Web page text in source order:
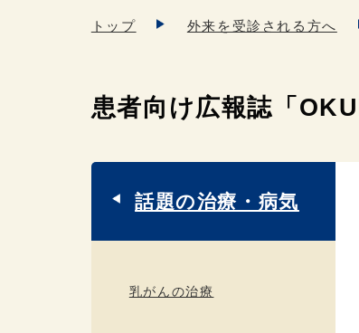
トップ 外来を受診される方へ
患者向け広報誌「
話題の治療・病気
乳がんの治療